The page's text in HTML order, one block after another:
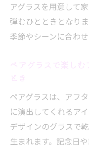
アグラスを用意して
弾むひとときとなり
季節やシーンに合わ
ペアグラスは、アフ
に演出してくれるア
デザインのグラスで
生まれます。記念日